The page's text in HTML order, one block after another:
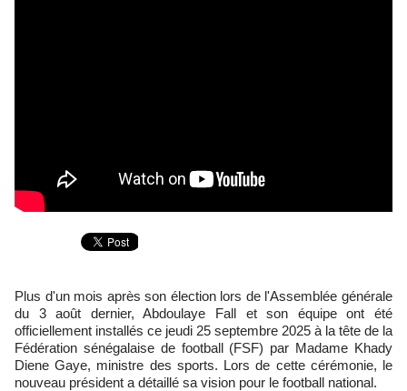
Plus d'un mois après son élection lors de l'Assemblée générale
du 3 août dernier, Abdoulaye Fall et son équipe ont été
officiellement installés ce jeudi 25 septembre 2025 à la tête de la
Fédération sénégalaise de football (FSF) par Madame Khady
Diene Gaye, ministre des sports. Lors de cette cérémonie, le
nouveau président a détaillé sa vision pour le football national.